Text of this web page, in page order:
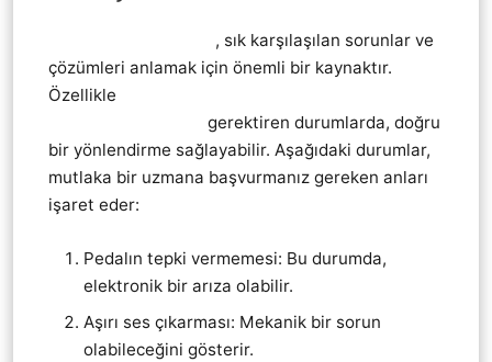
, sık karşılaşılan sorunlar ve
çözümleri anlamak için önemli bir kaynaktır.
Özellikle
gerektiren durumlarda, doğru
bir yönlendirme sağlayabilir. Aşağıdaki durumlar,
mutlaka bir uzmana başvurmanız gereken anları
işaret eder:
Pedalın tepki vermemesi: Bu durumda,
elektronik bir arıza olabilir.
Aşırı ses çıkarması: Mekanik bir sorun
olabileceğini gösterir.